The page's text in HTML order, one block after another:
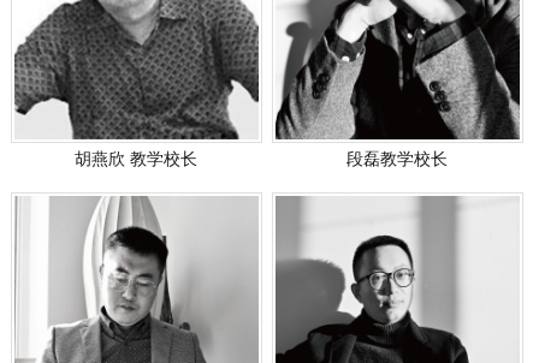
胡燕欣 教学校长 段磊教学校长